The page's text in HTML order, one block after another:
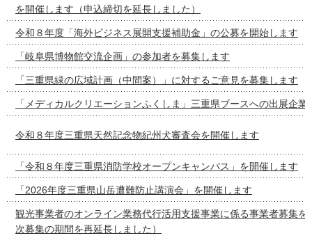
を開催します（申込締切を延長しました）
令和８年度「海外ビジネス展開支援補助金」の公募を開始します
「岐阜県博物館交流企画」の参加者を募集します
「三重県緑の広域計画（中間案）」に対するご意見を募集します
「メディカルクリエーションふくしま」三重県ブースへの出展企業
令和８年度三重県天然記念物紀州犬審査会を開催します
「令和８年度三重県消防学校オープンキャンパス」を開催します
「2026年度三重県山岳遭難防止講演会」を開催します
観光事業者のオンライン業務代行活用支援事業に係る事業者募集を
次募集の期間を再延長しました）